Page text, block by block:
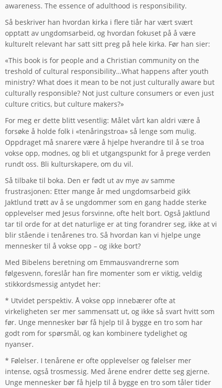
awareness. The essence of adulthood is responsibility.
Så beskriver han hvordan kirka i flere tiår har vært svært
opptatt av ungdomsarbeid, og hvordan fokuset på å være
kulturelt relevant har satt sitt preg på hele kirka. Før han sier:
«This book is for people and a Christian community on the
treshold of cultural responsibility…What happens after youth
ministry? What does it mean to be not just culturally aware but
culturally responsible? Not just culture consumers or even just
culture critics, but culture makers?»
For meg er dette blitt vesentlig: Målet vårt kan aldri være å
forsøke å holde folk i «tenåringstroa» så lenge som mulig.
Oppdraget må snarere være å hjelpe hverandre til å se troa
vokse opp, modnes, og bli et utgangspunkt for å prege verden
rundt oss. Bli kulturskapere, om du vil.
Så tilbake til boka. Den er født ut av mye av samme
frustrasjonen: Etter mange år med ungdomsarbeid gikk
Jaktlund trøtt av å se ungdommer som en gang hadde sterke
opplevelser med Jesus forsvinne, ofte helt bort. Også Jaktlund
tar til orde for at det naturlige er at ting forandrer seg, ikke at vi
blir stående i tenårenes tro. Så hvordan kan vi hjelpe unge
mennesker til å vokse opp – og ikke bort?
Med Bibelens beretning om Emmausvandrerne som
følgesvenn, foreslår han fire momenter som er viktig, veldig
stikkordsmessig antydet her:
* Utvidet perspektiv. Å vokse opp innebærer ofte at
virkeligheten ser mer sammensatt ut, og ikke så svart hvitt som
før. Unge mennesker bør få hjelp til å bygge en tro som har
godt rom for spørsmål, og kan kombinere tydelighet og
nyanser.
* Følelser. I tenårene er ofte opplevelser og følelser mer
intense, også trosmessig. Med årene endrer dette seg gjerne.
Unge mennesker bør få hjelp til å bygge en tro som tåler tider